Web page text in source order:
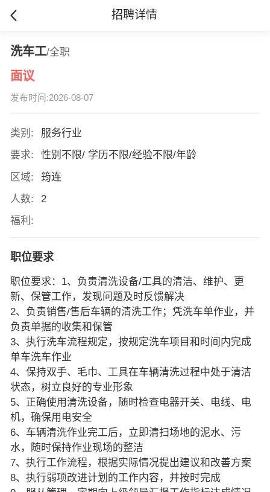
招聘详情
洗车工/全职
面议
发布时间:2026-08-07
类别:
服务行业
要求:
性别不限/ 学历不限/经验不限/年龄
区域:
筠连
人数:
2
福利:
职位要求
职位要求：1、负责清洗设备/工具的清洁、维护、更
新、保管工作，发现问题及时反馈解决
2、负责销售/售后车辆的清洗工作；凭洗车单作业，并
负责单据的收集和保管
3、执行洗车流程规定，按规定洗车项目和时间内完成
单车洗车作业
4、保持双手、毛巾、工具在车辆清洗过程中处于清洁
状态，树立良好的专业形象
5、正确使用清洗设备，随时检查电器开关、电线、电
机，确保用电安全
6、车辆清洗作业完工后，立即清扫场地的泥水、污
水，随时保持作业现场的整洁
7、执行工作流程，根据实际情况提出建议和改善方案
8、执行弱项改进计划的工作内容，并按时完成